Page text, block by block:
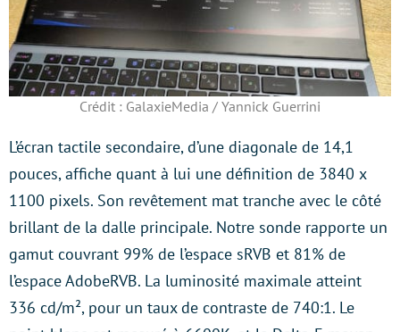
Crédit : GalaxieMedia / Yannick Guerrini
L’écran tactile secondaire, d’une diagonale de 14,1
pouces, affiche quant à lui une définition de 3840 x
1100 pixels. Son revêtement mat tranche avec le côté
brillant de la dalle principale. Notre sonde rapporte un
gamut couvrant 99% de l’espace sRVB et 81% de
l’espace AdobeRVB. La luminosité maximale atteint
336 cd/m², pour un taux de contraste de 740:1. Le